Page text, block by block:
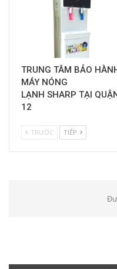
TRUNG TÂM BẢO
MÁY NÓNG
LẠNH SHARP TẠI
12
TRƯỚC TIẾP